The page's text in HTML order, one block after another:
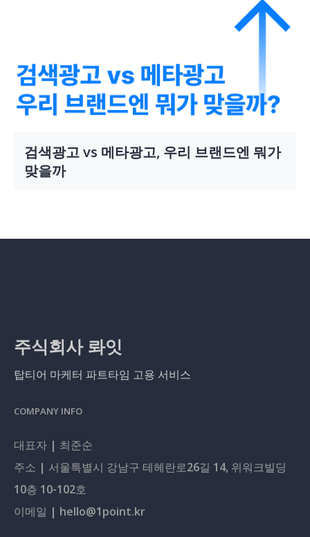
검색광고 vs 메타광고, 우리 브랜드엔 뭐가
맞을까
주식회사 롸잇
탑티어 마케터 파트타임 고용 서비스
COMPANY INFO
대표자 | 최준순
주소 | 서울특별시 강남구 테헤란로26길 14, 위워크빌딩
10층 10-102호
이메일 | hello@1point.kr